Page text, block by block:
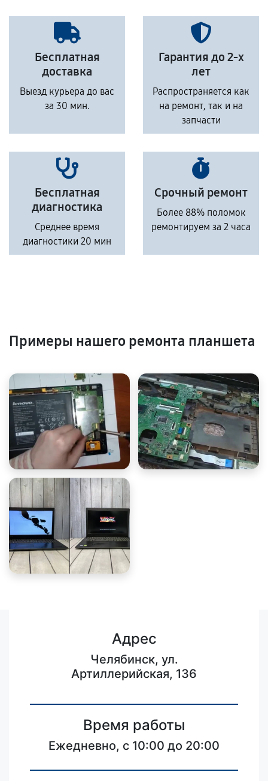
Бесплатная
доставка
Выезд курьера до вас
за 30 мин.
Гарантия до 2-х
лет
Распространяется как
на ремонт, так и на
запчасти
Бесплатная
диагностика
Среднее время
диагностики 20 мин
Срочный ремонт
Более 88% поломок
ремонтируем за 2 часа
Примеры нашего ремонта планшета
Адрес
Челябинск, ул.
Артиллерийская, 136
Время работы
Ежедневно, с 10:00 до 20:00